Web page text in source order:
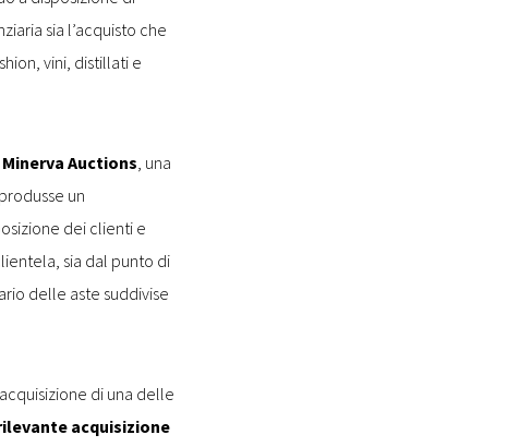
sia l’acquisto che
vini, distillati e
Minerva Auctions, una
un
dei clienti e
sia dal punto di
delle aste suddivise
di una delle
acquisizione